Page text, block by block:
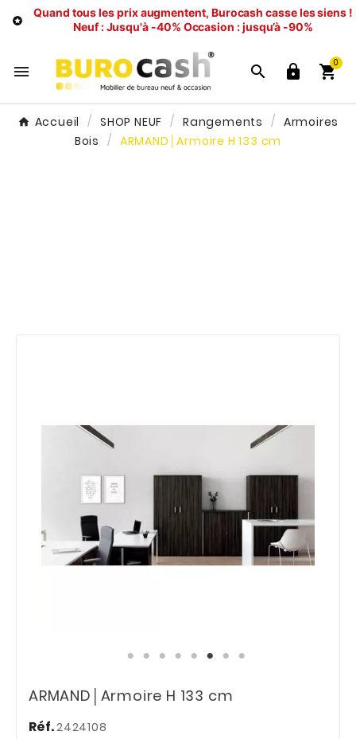

Quand tous les prix augmentent, Burocash casse les siens !
Neuf : Jusqu'à -40% Occasion : jusqu’à -90%
   
0
Accueil SHOP NEUF Rangements
Armoires
Bois
ARMAND│Armoire H 133 cm
ARMAND│Armoire H 133 cm
Réf.2424108